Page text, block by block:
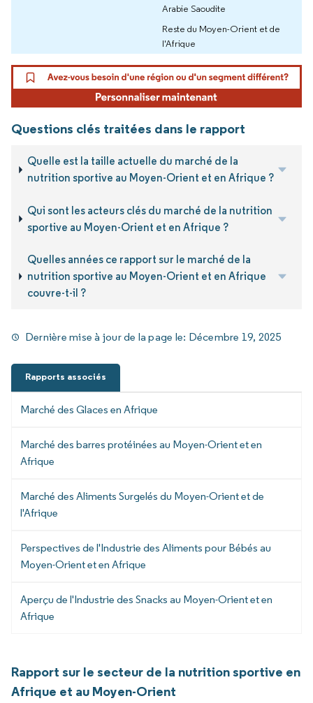
Arabie Saoudite
Reste du Moyen-Orient et de
l'Afrique
Questions clés traitées dans le rapport
Quelle est la taille actuelle du marché de la
nutrition sportive au Moyen-Orient et en Afrique ?
Qui sont les acteurs clés du marché de la nutrition
sportive au Moyen-Orient et en Afrique ?
Quelles années ce rapport sur le marché de la
nutrition sportive au Moyen-Orient et en Afrique
couvre-t-il ?
Dernière mise à jour de la page le: Décembre 19, 2025
Rapports associés
Marché des Glaces en Afrique
Marché des barres protéinées au Moyen-Orient et en
Afrique
Marché des Aliments Surgelés du Moyen-Orient et de
l'Afrique
Perspectives de l'Industrie des Aliments pour Bébés au
Moyen-Orient et en Afrique
Aperçu de l'Industrie des Snacks au Moyen-Orient et en
Afrique
Rapport sur le secteur de la nutrition sportive en
Afrique et au Moyen-Orient